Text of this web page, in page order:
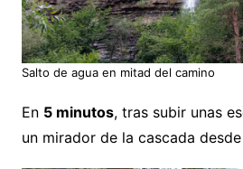
Salto de agua en mitad del camino
En 5 minutos, tras subir unas
un mirador de la cascada